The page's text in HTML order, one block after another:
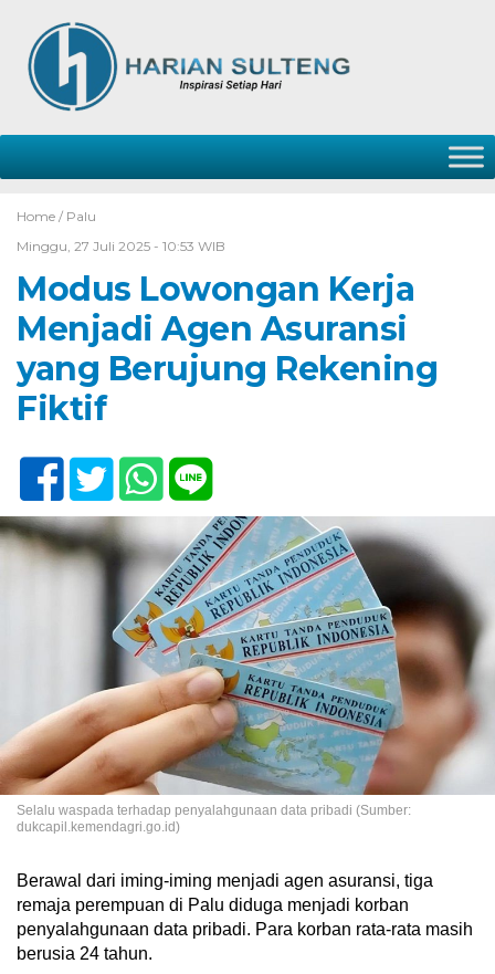
Home / Palu
Minggu, 27 Juli 2025 - 10:53 WIB
Modus Lowongan Kerja
Menjadi Agen Asuransi
yang Berujung Rekening
Fiktif
Selalu waspada terhadap penyalahgunaan data pribadi (Sumber:
dukcapil.kemendagri.go.id)
Berawal dari iming-iming menjadi agen asuransi, tiga
remaja perempuan di Palu diduga menjadi korban
penyalahgunaan data pribadi. Para korban rata-rata masih
berusia 24 tahun.